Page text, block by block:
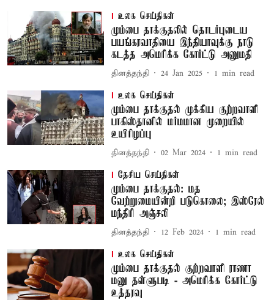
உலக செய்திகள்
மும்பை தாக்குதலில் தொடர்புடைய
பயங்கரவாதியை இந்தியாவுக்கு நாடு
கடத்த அமெரிக்க கோர்ட்டு அனுமதி
தினத்தந்தி 24 Jan 2025 1 min read
உலக செய்திகள்
மும்பை தாக்குதல் முக்கிய குற்றவாளி
பாகிஸ்தானில் மர்மமான முறையில்
உயிரிழப்பு
தினத்தந்தி 02 Mar 2024 1 min read
தேசிய செய்திகள்
மும்பை தாக்குதல்: மத
வேற்றுமையின்றி படுகொலை; இஸ்ரேல்
மந்திரி அஞ்சலி
தினத்தந்தி 12 Feb 2024 1 min read
உலக செய்திகள்
மும்பை தாக்குதல் குற்றவாளி ராணா
மனு தள்ளுபடி - அமெரிக்க கோர்ட்டு
உத்தரவு